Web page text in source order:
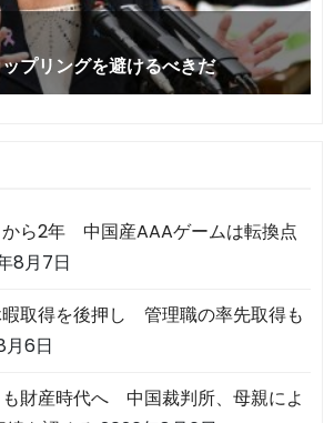
から2年 中国産AAAゲームは転換点
8月7日
取得を後押し 管理職の率先取得も
6日
財産時代へ 中国裁判所、母親によ